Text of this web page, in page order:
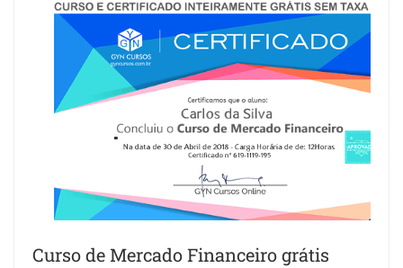
Curso de Mercado Financeiro grátis